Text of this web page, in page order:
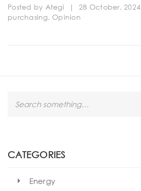
Posted by Ategi | 28 October, 2024
purchasing, Opinion
h
CATEGORIES
Energy